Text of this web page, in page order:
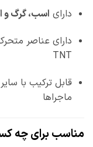
دارایاسب، گرگ و
دارای عناصر متحرک
TNT
ماجراها
مناسب برای چه